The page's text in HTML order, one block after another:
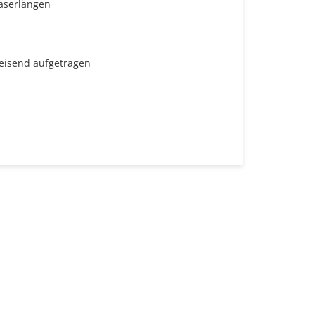
aufgetragen